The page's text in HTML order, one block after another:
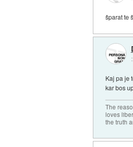
šparat te
Kaj pa je
kar bos
The
loves
the truth